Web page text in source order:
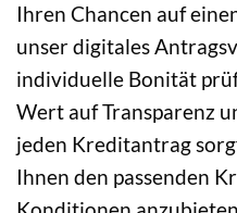
Ihren Chancen auf
unser digitales
individuelle Bonität
Wert auf Transparenz
jeden Kreditantrag
Ihnen den passenden